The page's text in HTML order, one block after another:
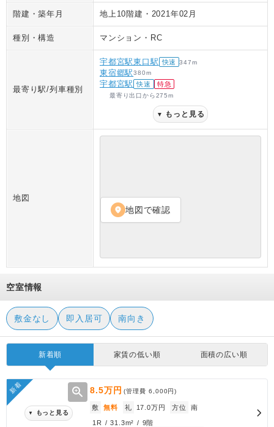
階建・築年月 地上10階建 ・ 2021年02月
種別・構造 マンション ・ RC
最寄り駅/列車種別
宇都宮駅東口駅 快速 347m
東宿郷駅380m
宇都宮駅 快速 特急
最寄り出口から275m
▼ もっと見る
地図
location_on 地図で確認
空室情報
敷金なし 即入居可 南向き
新着順 家賃の低い順 面積の広い順
新着 zoom_in
▼ もっと見る
8.5万円 (管理費6,000円)
敷 無料 礼 17.0万円 方位 南
1R / 31.3m² / 9階